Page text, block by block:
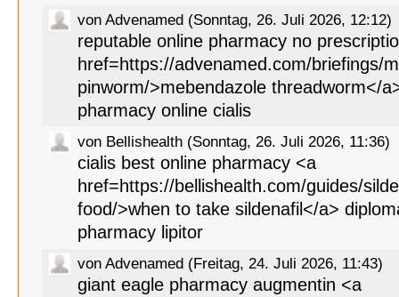
von Advenamed (Sonntag, 26. Juli 2026, 12:12)
reputable online pharmacy no
href=https://advenamed.com/briefings/
pinworm/>mebendazole threadworm</
pharmacy online cialis
von Bellishealth (Sonntag, 26. Juli 2026, 11:36)
cialis best online pharmacy <a
href=https://bellishealth.com/guides/
food/>when to take sildenafil</a>
pharmacy lipitor
von Advenamed (Freitag, 24. Juli 2026, 11:43)
giant eagle pharmacy augmentin <a